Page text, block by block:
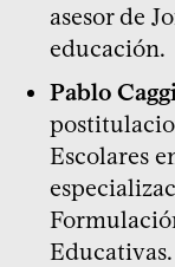
asesor de
educación.
Pablo
Escolares